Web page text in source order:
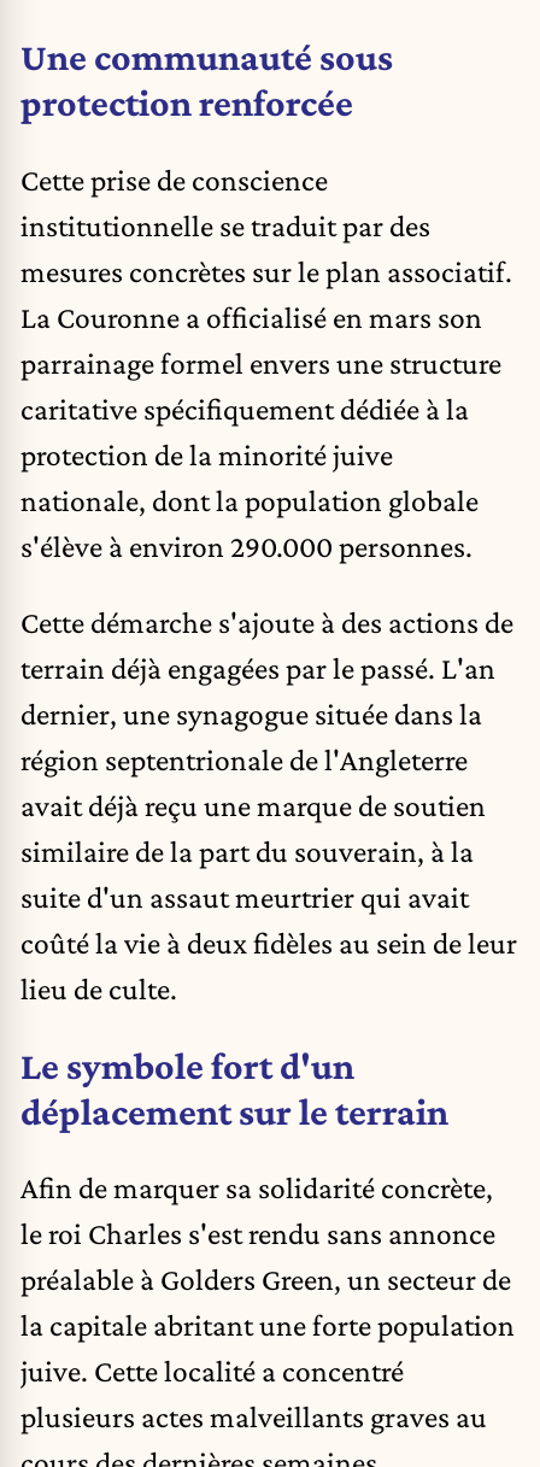
Une communauté sous
protection renforcée
Cette prise de conscience
institutionnelle se traduit par des
mesures concrètes sur le plan associatif.
La Couronne a officialisé en mars son
parrainage formel envers une structure
caritative spécifiquement dédiée à la
protection de la minorité juive
nationale, dont la population globale
s'élève à environ 290.000 personnes.
Cette démarche s'ajoute à des actions de
terrain déjà engagées par le passé. L'an
dernier, une synagogue située dans la
région septentrionale de l'Angleterre
avait déjà reçu une marque de soutien
similaire de la part du souverain, à la
suite d'un assaut meurtrier qui avait
coûté la vie à deux fidèles au sein de leur
lieu de culte.
Le symbole fort d'un
déplacement sur le terrain
Afin de marquer sa solidarité concrète,
le roi Charles s'est rendu sans annonce
préalable à Golders Green, un secteur de
la capitale abritant une forte population
juive. Cette localité a concentré
plusieurs actes malveillants graves au